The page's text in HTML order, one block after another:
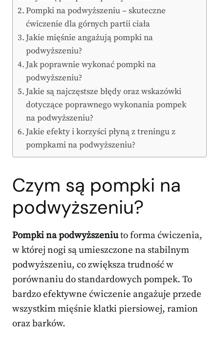
Pompki na podwyższeniu – skuteczne
ćwiczenie dla górnych partii ciała
Jakie mięśnie angażują pompki na
podwyższeniu?
Jak poprawnie wykonać pompki na
podwyższeniu?
Jakie są najczęstsze błędy oraz wskazówki
dotyczące poprawnego wykonania pompek
na podwyższeniu?
Jakie efekty i korzyści płyną z treningu z
pompkami na podwyższeniu?
Czym są pompki na
podwyższeniu?
Pompki na podwyższeniuto forma ćwiczenia,
w której nogi są umieszczone na stabilnym
podwyższeniu, co zwiększa trudność w
porównaniu do standardowych pompek. To
bardzo efektywne ćwiczenie angażuje przede
wszystkim mięśnie klatki piersiowej, ramion
oraz barków.